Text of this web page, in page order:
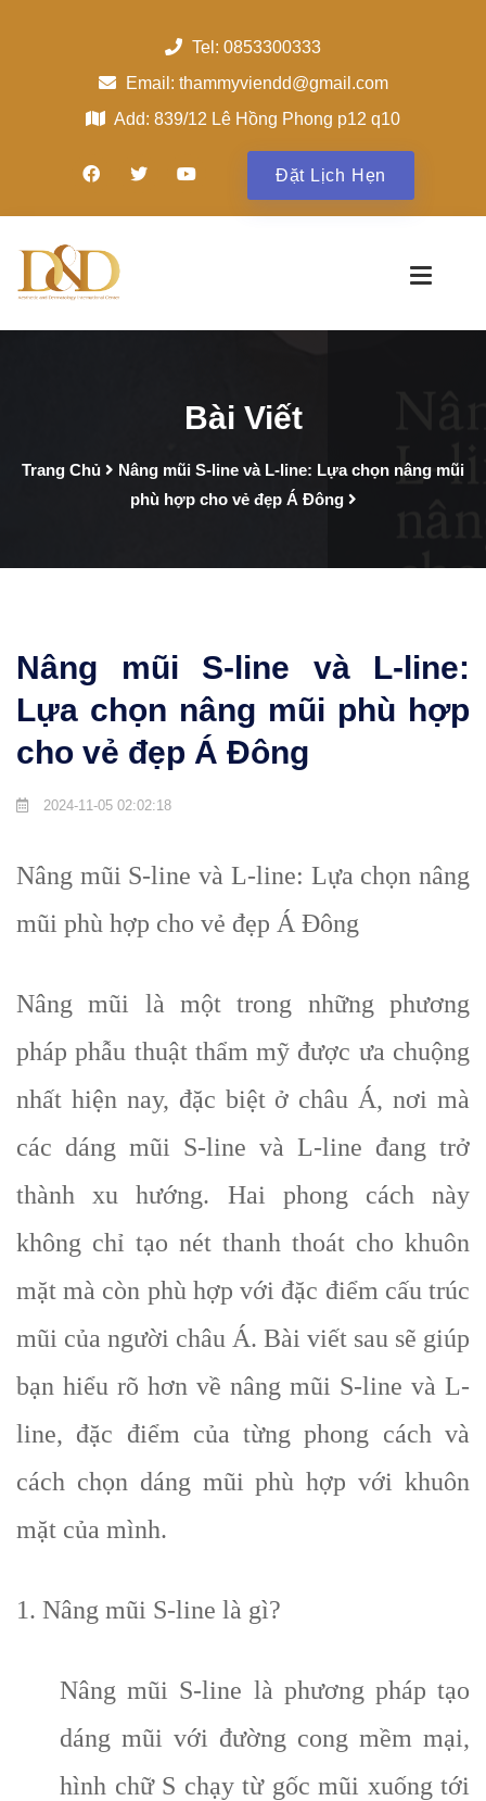
Tel: 0853300333
Email: thammyviendd@gmail.com
Add: 839/12 Lê Hồng Phong p12 q10
Đặt Lịch Hẹn
Bài Viết
Trang Chủ
Nâng mũi S-line và L-line: Lựa chọn nâng mũi
phù hợp cho vẻ đẹp Á Đông
Nâng mũi S-line và L-line:
Lựa chọn nâng mũi phù hợp
cho vẻ đẹp Á Đông
2024-11-05 02:02:18
Nâng mũi S-line và L-line: Lựa chọn nâng
mũi phù hợp cho vẻ đẹp Á Đông
Nâng mũi là một trong những phương
pháp phẫu thuật thẩm mỹ được ưa chuộng
nhất hiện nay, đặc biệt ở châu Á, nơi mà
các dáng mũi S-line và L-line đang trở
thành xu hướng. Hai phong cách này
không chỉ tạo nét thanh thoát cho khuôn
mặt mà còn phù hợp với đặc điểm cấu trúc
mũi của người châu Á. Bài viết sau sẽ giúp
bạn hiểu rõ hơn về nâng mũi S-line và L-
line, đặc điểm của từng phong cách và
cách chọn dáng mũi phù hợp với khuôn
mặt của mình.
1. Nâng mũi S-line là gì?
Nâng mũi S-line là phương pháp tạo
dáng mũi với đường cong mềm mại,
hình chữ S chạy từ gốc mũi xuống tới